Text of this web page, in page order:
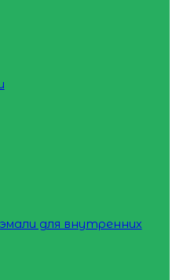
для внутренних